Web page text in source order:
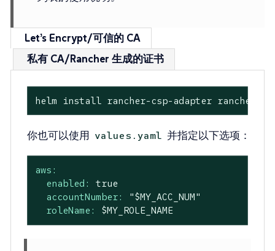
Let’s Encrypt/可信的 CA
私有 CA/Rancher 生成的证书
helm install rancher-csp-adapter rancher-
你也可以使用 values.yaml 并指定以下选项：
aws:
enabled:
true
accountNumber:
"$MY_ACC_NUM"
roleName:
$MY_ROLE_NAME